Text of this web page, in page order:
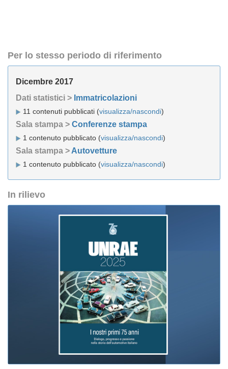
Per lo stesso periodo di riferimento
Dicembre 2017
Dati statistici > Immatricolazioni
11 contenuti pubblicati (visualizza/nascondi)
Sala stampa > Conferenze stampa
1 contenuto pubblicato (visualizza/nascondi)
Sala stampa > Autovetture
1 contenuto pubblicato (visualizza/nascondi)
In rilievo